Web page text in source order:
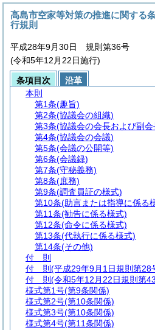
高島市空家等対策の推進に関する
行規則
平成28年9月30日 規則第36号
(令和5年12月22日施行)
条項目次
沿革
本則
第1条(趣旨)
第2条(協議会の組織)
第3条(協議会の会長および副会
第4条(協議会の会議)
第5条(会議の公開等)
第6条(会議録)
第7条(守秘義務)
第8条(庶務)
第9条(調査員証の様式)
第10条(助言または指導に係る
第11条(勧告に係る様式)
第12条(命令に係る様式)
第13条(代執行に係る様式)
第14条(その他)
付 則
付 則 (平成29年9月1日規則第28
付 則 (令和5年12月22日規則第
様式第1号(第9条関係)
様式第2号(第10条関係)
様式第3号(第10条関係)
様式第4号(第11条関係)